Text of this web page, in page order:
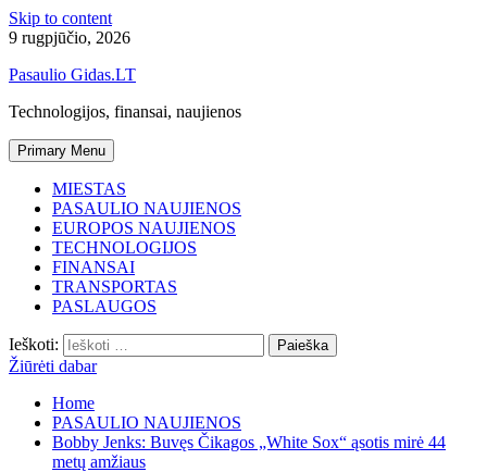
Skip to content
9 rugpjūčio, 2026
Pasaulio Gidas.LT
Technologijos, finansai, naujienos
Primary Menu
MIESTAS
PASAULIO NAUJIENOS
EUROPOS NAUJIENOS
TECHNOLOGIJOS
FINANSAI
TRANSPORTAS
PASLAUGOS
Ieškoti:
Žiūrėti dabar
Home
PASAULIO NAUJIENOS
Bobby Jenks: Buvęs Čikagos „White Sox“ ąsotis mirė 44
metų amžiaus